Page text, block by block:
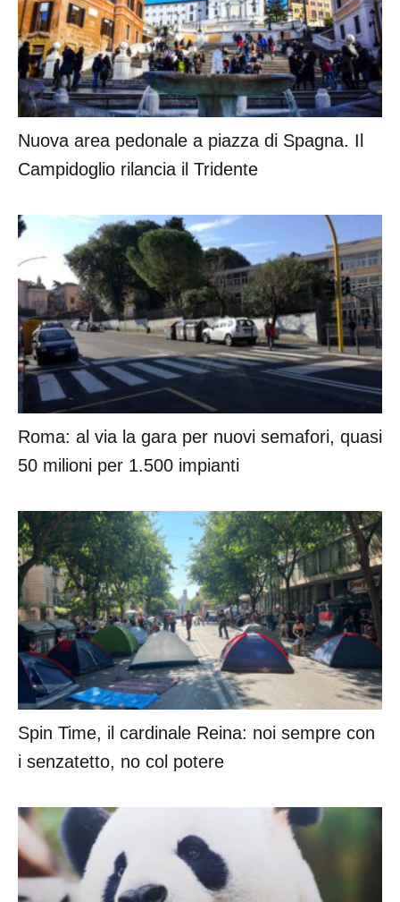
Nuova area pedonale a piazza di Spagna. Il
Campidoglio rilancia il Tridente
Roma: al via la gara per nuovi semafori, quasi
50 milioni per 1.500 impianti
Spin Time, il cardinale Reina: noi sempre con
i senzatetto, no col potere